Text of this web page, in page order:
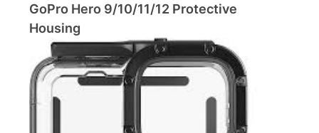
GoPro Hero 9/10/11/12 Protective
Housing